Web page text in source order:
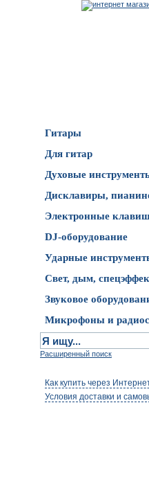
Гитары
Для гитар
Духовые
Дисклавиры,
Электронные
DJ-оборудование
Ударные
Свет, дым,
Звуковое
Микрофоны и
Расширенный поиск
Как купить через
Условия доставки и